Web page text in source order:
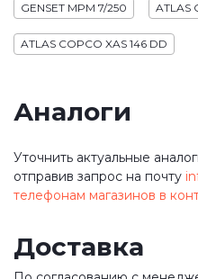
GENSET MPM 7/250 ATLAS
ATLAS COPCO XAS 146 DD
Аналоги
Уточнить актуальные
отправив запрос на почту
телефонам магазинов в
Доставка